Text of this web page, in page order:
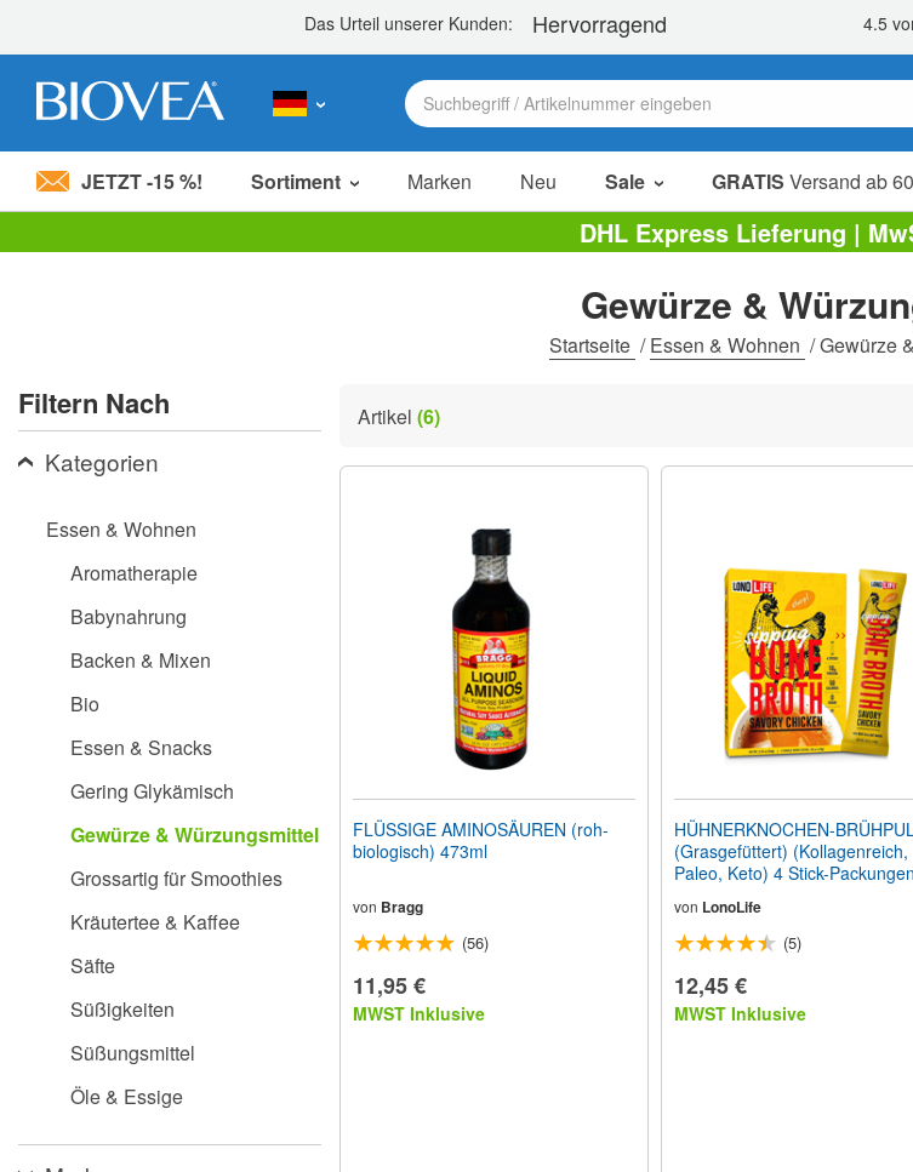
Bitte
Barrierefreiheitssystem.
Drücken
Strg-
anzupassen,
verwenden;
JETZT -15 %! Sortiment Marken Neu Sale GRATIS Versand ab
Sale
DHL Express Lieferung |
Gewürze &
Startseite /Essen & Wohnen /Gewürze
Filtern Nach
Kategorien
Essen & Wohnen
Aromatherapie
Babynahrung
Backen & Mixen
Bio
Essen & Snacks
Gering Glykämisch
Gewürze & Würzungsmittel
Grossartig für Smoothies
Kräutertee & Kaffee
Säfte
Süßigkeiten
Süßungsmittel
Öle & Essige
Artikel (6)
FLÜSSIGE AMINOSÄUREN (roh-
biologisch) 473ml
von Bragg
(56)
11,95 €
MWST Inklusive
HÜHNERKNOCHEN-
(Grasgefüttert) (Kollagenreich,
Paleo, Keto) 4 Stick-Packungen
von LonoLife
(5)
12,45 €
MWST Inklusive